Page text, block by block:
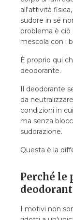
all'attività
sudore in sé
problema è ciò
mescola con i
È proprio qui
deodorante.
Il deodorante
da
condizioni in
ma senza
sudorazione.
Questa è la
Perché le
I motivi non